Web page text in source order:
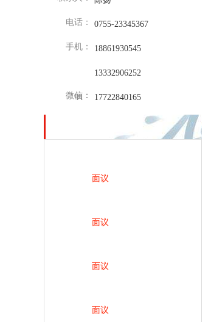
电话： 0755-23345367
手机： 18861930545
13332906252
qq：
微信： 17722840165
面议
面议
面议
面议